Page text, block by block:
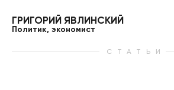
ГРИГОРИЙ ЯВЛИНСКИЙ
Политик, экономист
СТАТЬИ